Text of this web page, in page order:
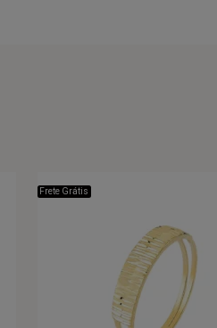
Frete Grátis